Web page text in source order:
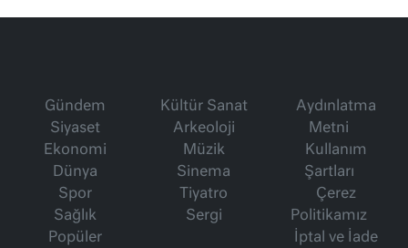
Gündem
Siyaset
Ekonomi
Dünya
Spor
Sağlık
Popüler
Kültür Sanat
Arkeoloji
Müzik
Sinema
Tiyatro
Sergi
Aydınlatma
Metni
Kullanım
Şartları
Çerez
Politikamız
İptal ve İade